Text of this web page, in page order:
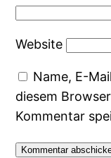
Website
Name, E-
diesem
Kommentar